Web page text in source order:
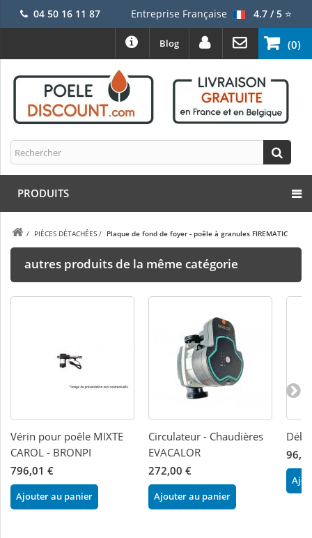
04 50 16 11 87 Entreprise Française 4.7 / 5⭐
(0)
Blog
PRODUITS
/ PIÈCES DÉTACHÉES / Plaque de fond de foyer - poêle à granules FIREMATIC
autres produits de la même catégorie
Vérin pour poêle MIXTE
CAROL - BRONPI
796,01 €
Ajouter au panier
Circulateur - Chaudières
EVACALOR
272,00 €
Ajouter au panier